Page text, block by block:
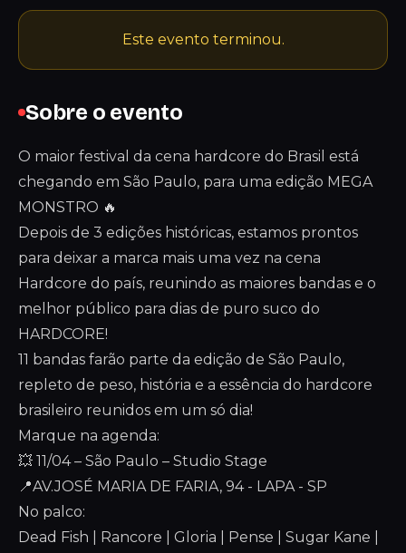
Sobre o evento
O maior festival da cena hardcore do Brasil está
chegando em São Paulo, para uma edição MEGA
MONSTRO 🔥
Depois de 3 edições históricas, estamos prontos
para deixar a marca mais uma vez na cena
Hardcore do país, reunindo as maiores bandas e o
melhor público para dias de puro suco do
HARDCORE!
11 bandas farão parte da edição de São Paulo,
repleto de peso, história e a essência do hardcore
brasileiro reunidos em um só dia!
Marque na agenda:
💥 11/04 – São Paulo – Studio Stage
📍AV.JOSÉ MARIA DE FARIA, 94 - LAPA - SP
No palco:
Dead Fish | Rancore | Gloria | Pense | Sugar Kane |
Este evento terminou.